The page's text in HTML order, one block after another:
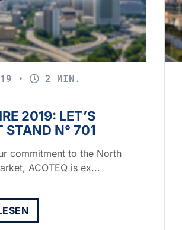
•
2 MIN.
2019: LET’S
STAND N° 701
commitment to the North
ACOTEQ is ex...